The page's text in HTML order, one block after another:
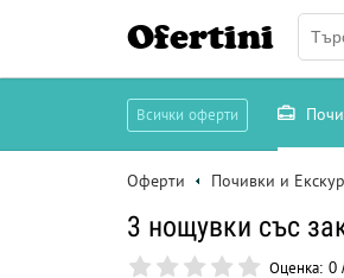
Ofertini
Всички оферти
Оферти Почивки и
3 нощувки със
Оценка: 0